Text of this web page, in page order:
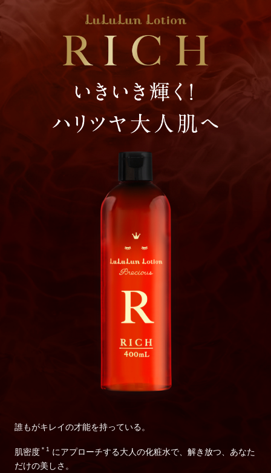
誰もがキレイの才能を持っている。
肌密度 ＊1 にアプローチする大人の化粧水で、 解き放つ、あなた
だけの美しさ。